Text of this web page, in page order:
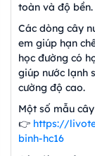
toàn và độ bền.
Các dòng cây
em giúp hạn
học đường có
giúp nước lạnh
cường độ cao.
Một số mẫu
👉 https://
binh-hc16